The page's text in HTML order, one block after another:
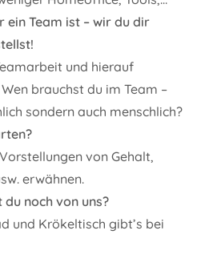
ein Team ist – wir du dir
und hierauf
brauchst du im Team –
sondern auch menschlich?
von Gehalt,
erwähnen.
noch von uns?
und Krökeltisch gibt’s bei